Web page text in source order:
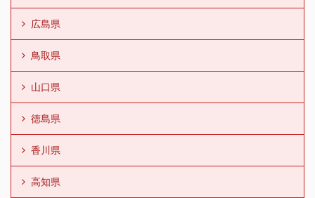
広島県
鳥取県
山口県
徳島県
香川県
高知県